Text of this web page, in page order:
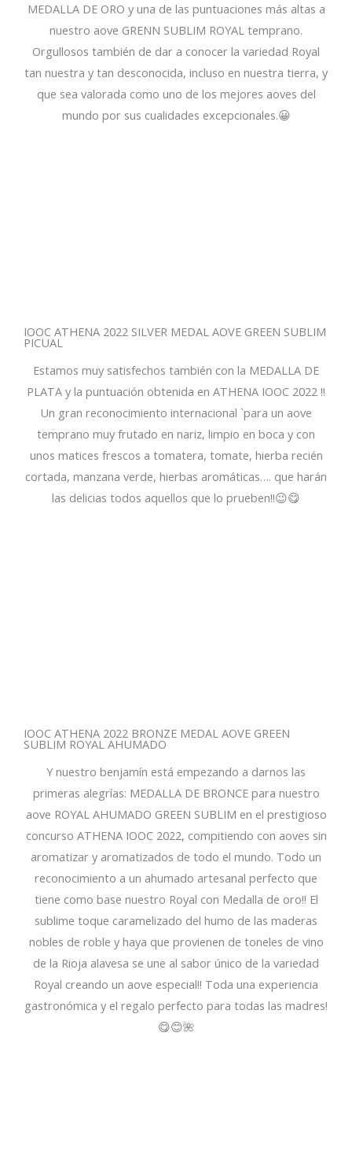
MEDALLA DE ORO y una de las puntuaciones más altas a
nuestro aove GRENN SUBLIM ROYAL temprano.
Orgullosos también de dar a conocer la variedad Royal
tan nuestra y tan desconocida, incluso en nuestra tierra, y
que sea valorada como uno de los mejores aoves del
mundo por sus cualidades excepcionales.😀
IOOC ATHENA 2022 SILVER MEDAL AOVE GREEN SUBLIM
PICUAL
Estamos muy satisfechos también con la MEDALLA DE
PLATA y la puntuación obtenida en ATHENA IOOC 2022 !!
Un gran reconocimiento internacional `para un aove
temprano muy frutado en nariz, limpio en boca y con
unos matices frescos a tomatera, tomate, hierba recién
cortada, manzana verde, hierbas aromáticas…. que harán
las delicias todos aquellos que lo prueben!!😉😋
IOOC ATHENA 2022 BRONZE MEDAL AOVE GREEN
SUBLIM ROYAL AHUMADO
Y nuestro benjamín está empezando a darnos las
primeras alegrías: MEDALLA DE BRONCE para nuestro
aove ROYAL AHUMADO GREEN SUBLIM en el prestigioso
concurso ATHENA IOOC 2022, compitiendo con aoves sin
aromatizar y aromatizados de todo el mundo. Todo un
reconocimiento a un ahumado artesanal perfecto que
tiene como base nuestro Royal con Medalla de oro!! El
sublime toque caramelizado del humo de las maderas
nobles de roble y haya que provienen de toneles de vino
de la Rioja alavesa se une al sabor único de la variedad
Royal creando un aove especial!! Toda una experiencia
gastronómica y el regalo perfecto para todas las madres!
😋😊🌺